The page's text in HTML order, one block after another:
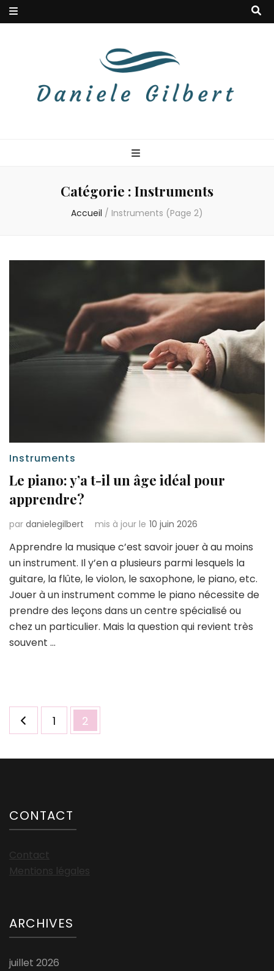
Catégorie : Instruments
Accueil / Instruments (Page 2)
Instruments
Le piano: y’a t-il un âge idéal pour
apprendre?
par danielegilbert mis à jour le 10 juin 2026
Apprendre la musique c’est savoir jouer à au moins
un instrument. Il y’en a plusieurs parmi lesquels la
guitare, la flûte, le violon, le saxophone, le piano, etc.
Jouer à un instrument comme le piano nécessite de
prendre des leçons dans un centre spécialisé ou
chez un particulier. Mais la question qui revient très
souvent …
Pagination
des Page
1 Page
2
CONTACT
Contact
Mentions légales
ARCHIVES
juillet 2026